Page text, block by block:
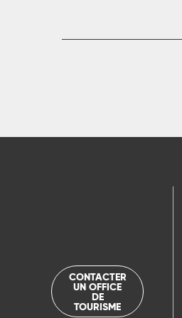
CONTACTER
UN OFFICE
DE
TOURISME